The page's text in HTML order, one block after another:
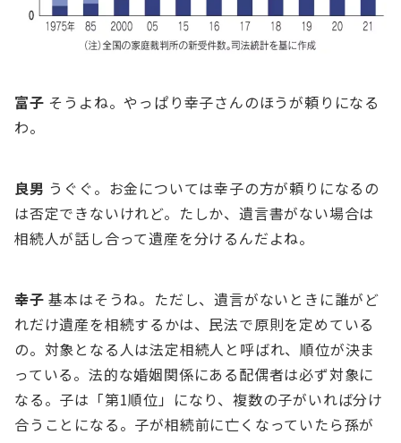
富⼦ そうよね。やっぱり幸⼦さんのほうが頼りになる
わ。
良男 うぐぐ。お⾦については幸⼦の⽅が頼りになるの
は否定できないけれど。たしか、遺⾔書がない場合は
相続⼈が話し合って遺産を分けるんだよね。
幸⼦ 基本はそうね。ただし、遺⾔がないときに誰がど
れだけ遺産を相続するかは、⺠法で原則を定めている
の。対象となる⼈は法定相続⼈と呼ばれ、順位が決ま
っている。法的な婚姻関係にある配偶者は必ず対象に
なる。⼦は「第1順位」になり、複数の⼦がいれば分け
合うことになる。⼦が相続前に亡くなっていたら孫が